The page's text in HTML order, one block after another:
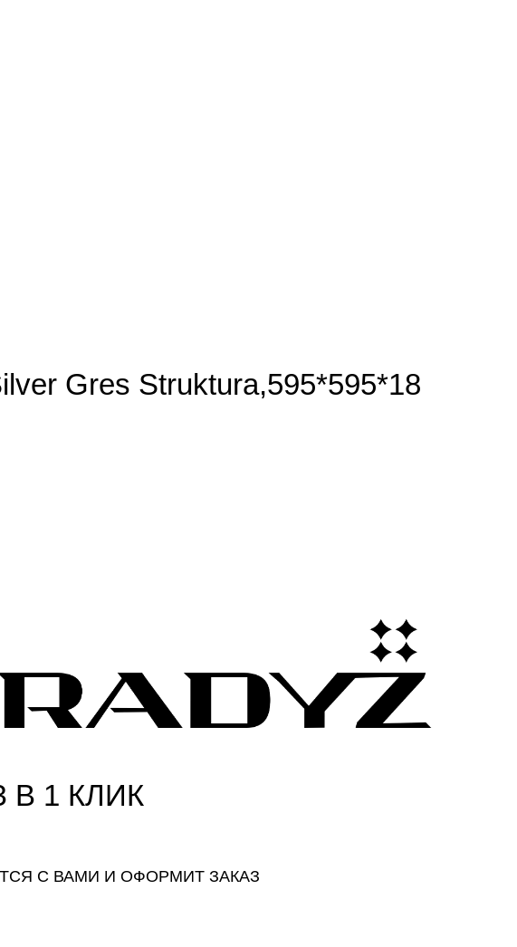
Gres Struktura,595*595*18
В 1 КЛИК
С ВАМИ И ОФОРМИТ ЗАКАЗ